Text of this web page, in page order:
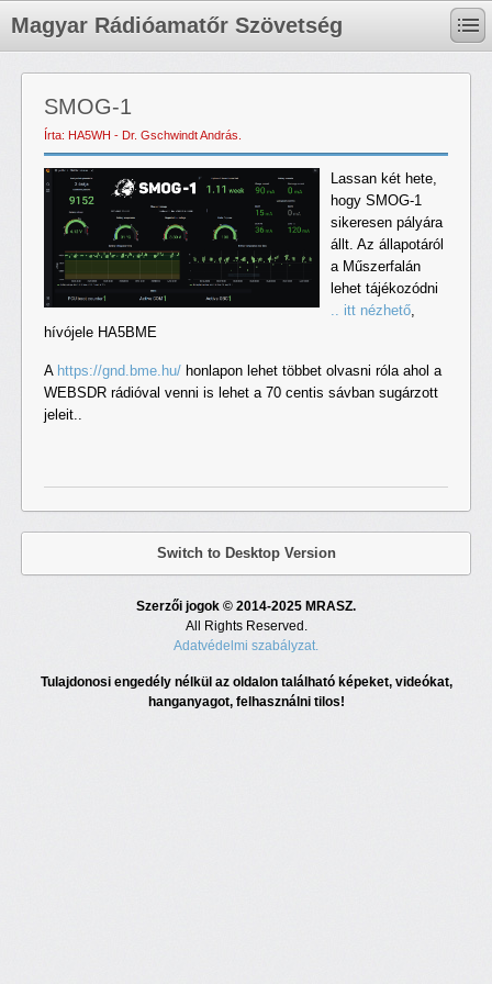
Magyar Rádióamatőr Szövetség
SMOG-1
Írta: HA5WH - Dr. Gschwindt András.
Lassan két hete,
hogy SMOG-1
sikeresen pályára
állt. Az állapotáról
a Műszerfalán
lehet tájékozódni
.. itt nézhető,
hívójele HA5BME
A https://gnd.bme.hu/ honlapon lehet többet olvasni róla ahol a
WEBSDR rádióval venni is lehet a 70 centis sávban sugárzott
jeleit..
Switch to Desktop Version
Szerzői jogok © 2014-2025 MRASZ.
All Rights Reserved.
Adatvédelmi szabályzat.
Tulajdonosi engedély nélkül az oldalon található képeket, videókat,
hanganyagot, felhasználni tilos!